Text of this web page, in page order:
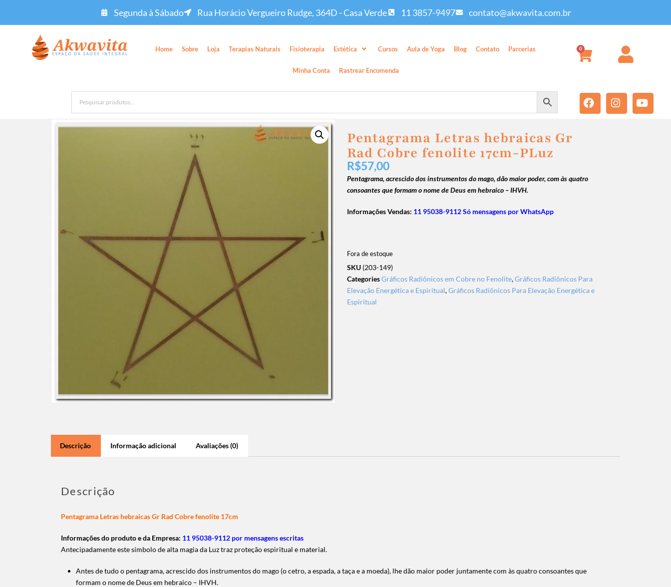
Segunda à Sábado Rua Horácio Vergueiro Rudge, 364D - Casa Verde 11 3857-9497 contato@akwavita.com.br
Home Sobre Loja Terapias Naturais Fisioterapia Estética Cursos Aula de Yoga Blog Contato Parcerias
Minha Conta Rastrear Encomenda
0
Pentagrama Letras hebraicas Gr
Rad Cobre fenolite 17cm-PLuz
R$57,00
Pentagrama, acrescido dos instrumentos do mago, dão maior poder, com às quatro
consoantes que formam o nome de Deus em hebraico – IHVH.
Informações Vendas: 11 95038-9112 Só mensagens por WhatsApp
Fora de estoque
SKU (203-149)
CategoriesGráficos Radiônicos em Cobre no Fenolite,Gráficos Radiônicos Para
Elevação Energética e Espiritual,Gráficos Radiônicos Para Elevação Energética e
Espiritual
Descrição Informação adicional Avaliações (0)
Descrição
Pentagrama Letras hebraicas Gr Rad Cobre fenolite 17cm
Informações do produto e da Empresa: 11 95038-9112 por mensagens escritas
Antecipadamente este símbolo de alta magia da Luz traz proteção espiritual e material.
Antes de tudo o pentagrama, acrescido dos instrumentos do mago (o cetro, a espada, a taça e a moeda), lhe dão maior poder juntamente com às quatro consoantes que
formam o nome de Deus em hebraico – IHVH.